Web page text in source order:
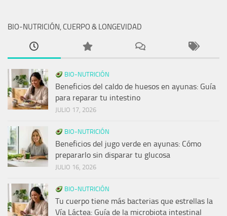
BIO-NUTRICIÓN, CUERPO & LONGEVIDAD
BIO-NUTRICIÓN
Beneficios del caldo de huesos en ayunas: Guía
para reparar tu intestino
JULIO 17, 2026
BIO-NUTRICIÓN
Beneficios del jugo verde en ayunas: Cómo
prepararlo sin disparar tu glucosa
JULIO 16, 2026
BIO-NUTRICIÓN
Tu cuerpo tiene más bacterias que estrellas la
Vía Láctea: Guía de la microbiota intestinal